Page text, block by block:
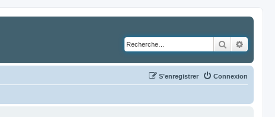
Rechercher
Connexion
S’enregistrer